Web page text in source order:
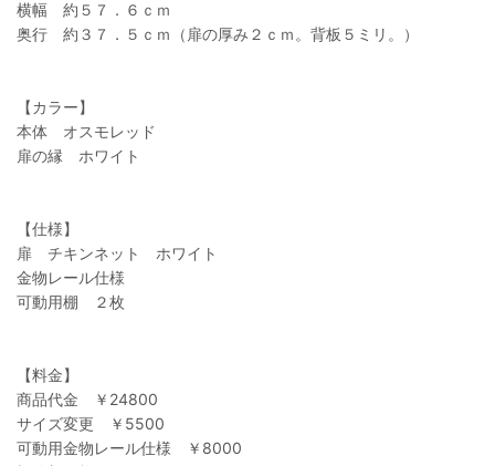
横幅 約５７．６ｃｍ
奥行 約３７．５ｃｍ（扉の厚み２ｃｍ。背板５ミリ。）
【カラー】
本体 オスモレッド
扉の縁 ホワイト
【仕様】
扉 チキンネット ホワイト
金物レール仕様
可動用棚 ２枚
【料金】
商品代金 ￥24800
サイズ変更 ￥5500
可動用金物レール仕様 ￥8000